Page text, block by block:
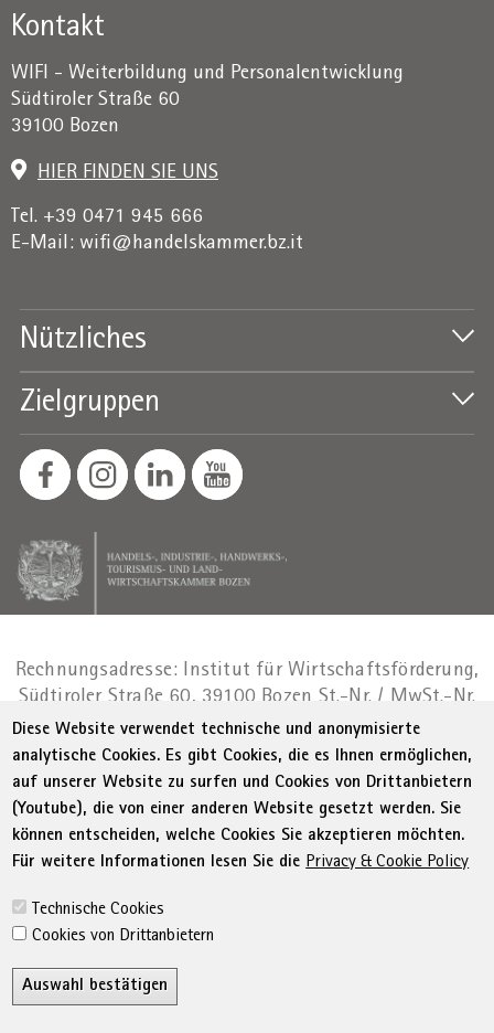
Kontakt
WIFI - Weiterbildung und Personalentwicklung
Südtiroler Straße 60
39100 Bozen
HIER FINDEN SIE UNS
Tel. +39 0471 945 666
E-Mail: wifi@handelskammer.bz.it
Nützliches
Zielgruppen
Rechnungsadresse: Institut für Wirtschaftsförderung,
Südtiroler Straße 60, 39100 Bozen St.-Nr. / MwSt.-Nr.
01716880214|administration-
as@bz.legalmail.camcom.it
Menu Footer
© WIFI Impressum Privacy
AGB
Erklärung zur Barrierefreiheit
Sitemap
Transparente Verwaltung
Cookie Policy
Diese Website verwendet technische und anonymisierte
analytische Cookies. Es gibt Cookies, die es Ihnen ermöglichen,
auf unserer Website zu surfen und Cookies von Drittanbietern
(Youtube), die von einer anderen Website gesetzt werden. Sie
können entscheiden, welche Cookies Sie akzeptieren möchten.
Für weitere Informationen lesen Sie die Privacy & Cookie Policy
Technische Cookies
Cookies von Drittanbietern
Auswahl bestätigen